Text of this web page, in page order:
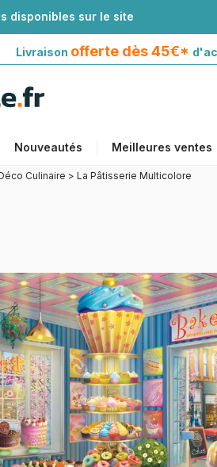
disponibles sur le site
Livraison offerte dès 45€*
Nouveautés Meilleures ventes
avec Mondial Relay
Culinaire > La Pâtisserie Multicolore